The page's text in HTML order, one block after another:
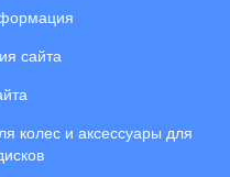
сайта
колес и аксессуары для